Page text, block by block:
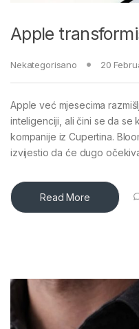
Apple
Nekategorisano 20
Apple već mjesecima
inteligenciji, ali čini se da se
kompanije iz Cupertina.
izvijestio da će dugo
Read More